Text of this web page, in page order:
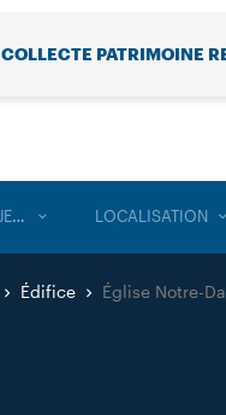
COLLECTE PATRIMOINE
TOUS LES PROJETS LOCALISATION
Édifice Église Notre-